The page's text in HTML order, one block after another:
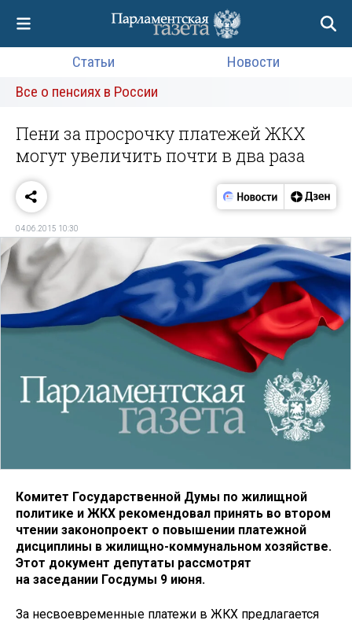
Статьи
Новости
Все о пенсиях в России
Пени за просрочку платежей ЖКХ
могут увеличить почти в два раза
04.06.2015 10:30
Комитет Государственной Думы по жилищной
политике и ЖКХ рекомендовал принять во втором
чтении законопроект о повышении платежной
дисциплины в жилищно-коммунальном хозяйстве.
Этот документ депутаты рассмотрят
на заседании Госдумы 9 июня.
За несвоевременные платежи в ЖКХ предлагается